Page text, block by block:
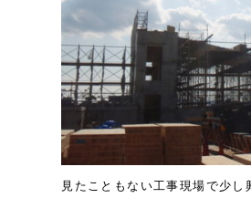
見たこともない工事現場で少